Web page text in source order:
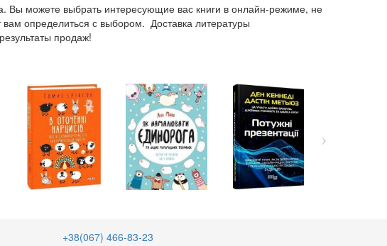
Вы можете выбрать интересующие вас книги в онлайн-режиме, не
определиться с выбором. Доставка литературы
езультаты продаж!
+38(067) 466-83-23